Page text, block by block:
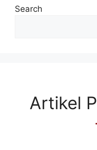
Search
Artikel